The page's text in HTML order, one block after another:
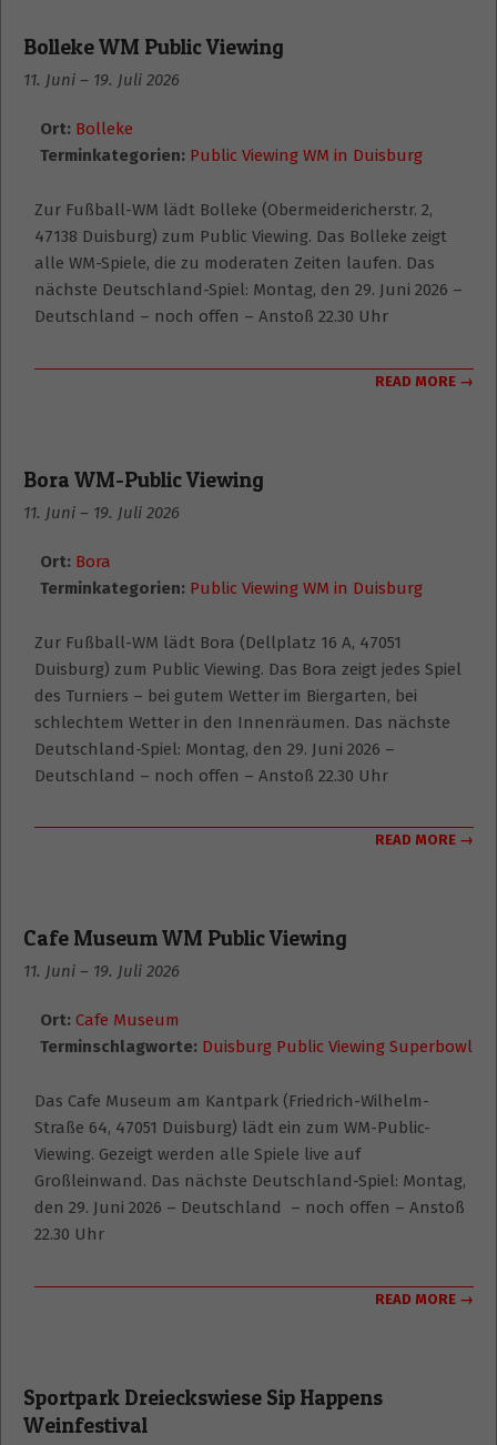
Bolleke WM Public Viewing
11. Juni – 19. Juli 2026
Ort: Bolleke
Terminkategorien: Public Viewing WM in Duisburg
Zur Fußball-WM lädt Bolleke (Obermeidericherstr. 2,
47138 Duisburg) zum Public Viewing. Das Bolleke zeigt
alle WM-Spiele, die zu moderaten Zeiten laufen. Das
nächste Deutschland-Spiel: Montag, den 29. Juni 2026 –
Deutschland – noch offen – Anstoß 22.30 Uhr
READ MORE →
Bora WM-Public Viewing
11. Juni – 19. Juli 2026
Ort: Bora
Terminkategorien: Public Viewing WM in Duisburg
Zur Fußball-WM lädt Bora (Dellplatz 16 A, 47051
Duisburg) zum Public Viewing. Das Bora zeigt jedes Spiel
des Turniers – bei gutem Wetter im Biergarten, bei
schlechtem Wetter in den Innenräumen. Das nächste
Deutschland-Spiel: Montag, den 29. Juni 2026 –
Deutschland – noch offen – Anstoß 22.30 Uhr
READ MORE →
Cafe Museum WM Public Viewing
11. Juni – 19. Juli 2026
Ort: Cafe Museum
Terminschlagworte: Duisburg Public Viewing Superbowl
Das Cafe Museum am Kantpark (Friedrich-Wilhelm-
Straße 64, 47051 Duisburg) lädt ein zum WM-Public-
Viewing. Gezeigt werden alle Spiele live auf
Großleinwand. Das nächste Deutschland-Spiel: Montag,
den 29. Juni 2026 – Deutschland – noch offen – Anstoß
22.30 Uhr
READ MORE →
Sportpark Dreieckswiese Sip Happens
Weinfestival